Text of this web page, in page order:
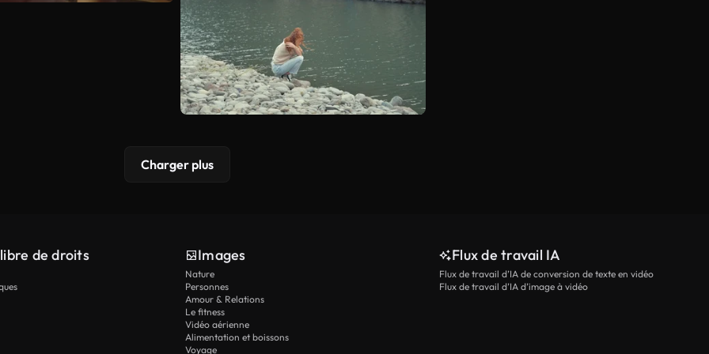
Charger plus
de droits Images
Nature
Personnes
Amour & Relations
Le fitness
Vidéo aérienne
Alimentation et boissons
Voyage
Flux de travail IA
Flux de travail d’IA de conversion de texte en vidéo
Flux de travail d’IA d’image à vidéo